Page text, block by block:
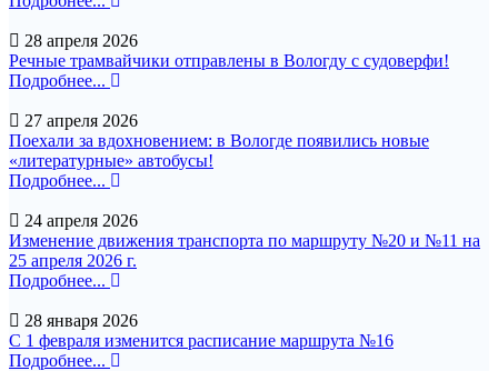
28 апреля 2026
Речные трамвайчики отправлены в Вологду с судоверфи!
Подробнее...
27 апреля 2026
Поехали за вдохновением: в Вологде появились новые
«литературные» автобусы!
Подробнее...
24 апреля 2026
Изменение движения транспорта по маршруту №20 и №11 на
25 апреля 2026 г.
Подробнее...
28 января 2026
С 1 февраля изменится расписание маршрута №16
Подробнее...